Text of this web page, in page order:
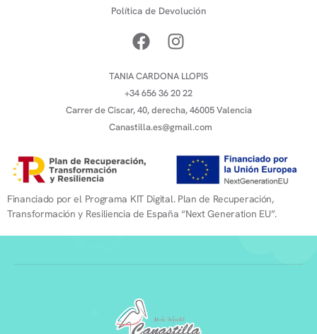
Política de Devolución
TANIA CARDONA LLOPIS
+34 656 36 20 22
Carrer de Ciscar, 40, derecha, 46005 Valencia
Canastilla.es@gmail.com
Financiado por el Programa KIT Digital. Plan de Recuperación,
Transformación y Resiliencia de España “Next Generation EU”.